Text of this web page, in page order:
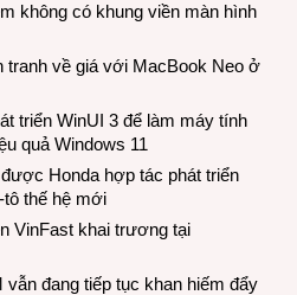
không có khung viền màn hình
tranh về giá với MacBook Neo ở
triển WinUI 3 để làm máy tính
quả Windows 11
Honda hợp tác phát triển
thế hệ mới
VinFast khai trương tại
đang tiếp tục khan hiếm đẩy